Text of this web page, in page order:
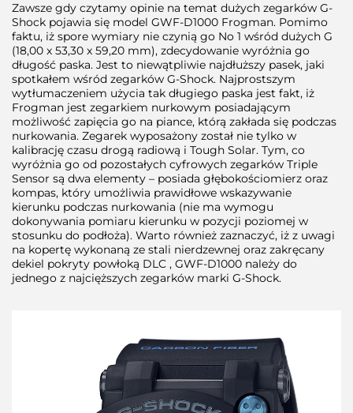
Zawsze gdy czytamy opinie na temat dużych zegarków G-
Shock pojawia się model GWF-D1000 Frogman. Pomimo
faktu, iż spore wymiary nie czynią go No 1 wśród dużych G
(18,00 x 53,30 x 59,20 mm), zdecydowanie wyróżnia go
długość paska. Jest to niewątpliwie najdłuższy pasek, jaki
spotkałem wśród zegarków G-Shock. Najprostszym
wytłumaczeniem użycia tak długiego paska jest fakt, iż
Frogman jest zegarkiem nurkowym posiadającym
możliwość zapięcia go na piance, którą zakłada się podczas
nurkowania. Zegarek wyposażony został nie tylko w
kalibrację czasu drogą radiową i Tough Solar. Tym, co
wyróżnia go od pozostałych cyfrowych zegarków Triple
Sensor są dwa elementy – posiada głębokościomierz oraz
kompas, który umożliwia prawidłowe wskazywanie
kierunku podczas nurkowania (nie ma wymogu
dokonywania pomiaru kierunku w pozycji poziomej w
stosunku do podłoża). Warto również zaznaczyć, iż z uwagi
na kopertę wykonaną ze stali nierdzewnej oraz zakręcany
dekiel pokryty powłoką DLC , GWF-D1000 należy do
jednego z najcięższych zegarków marki G-Shock.